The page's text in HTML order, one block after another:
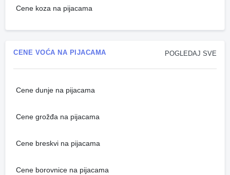
Cene koza na pijacama
POGLEDAJ SVE
CENE VOĆA NA PIJACAMA
Cene dunje na pijacama
Cene grožđa na pijacama
Cene breskvi na pijacama
Cene borovnice na pijacama